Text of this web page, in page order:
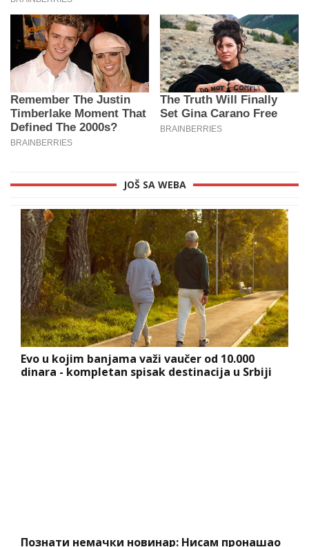
JOŠ SA WEBA
Evo u kojim banjama važi vaučer od 10.000
dinara - kompletan spisak destinacija u Srbiji
Познати немачки новинар: Нисам пронашао